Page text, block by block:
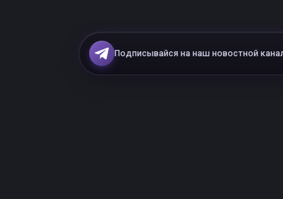
Подписывайся на наш новостной